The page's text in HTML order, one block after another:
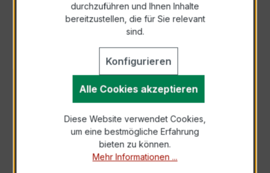
Als PDF exportieren
BESCHREIBUNG
kompakter, hochpräziser Niederspannungs-
Messwandler der bewährten XKBR-Serie,
durchzuführen und Ihnen Inhalte
bereitzustellen, die für Sie relevant
sind.
Konfigurieren
Alle Cookies akzeptieren
Diese Website verwendet Cookies,
um eine bestmögliche Erfahrung
bieten zu können.
Mehr Informationen ...